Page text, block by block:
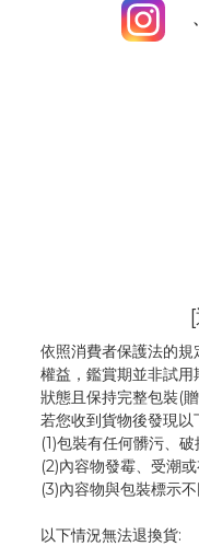
依照消費者保護法的
權益，鑑賞期並非試
狀態且保持完整包裝(
若您收到貨物後發現以
(1)包裝有任何髒污、
(2)內容物發霉、 受潮
(3)內容物與包裝標示
以下情況無法退換貨: